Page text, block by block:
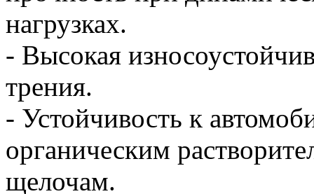
нагрузках.
- Высокая
трения.
- Устойчивость к
органическим
щелочам.